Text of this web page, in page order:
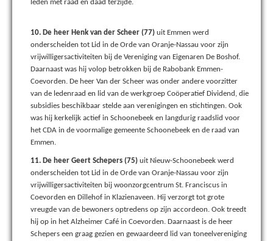
leden met raad en daad terzijde.
10. De heer Henk van der Scheer (77) uit Emmen werd
onderscheiden tot Lid in de Orde van Oranje-Nassau voor zijn
vrijwilligersactiviteiten bij de Vereniging van Eigenaren De Boshof.
Daarnaast was hij volop betrokken bij de Rabobank Emmen-
Coevorden. De heer Van der Scheer was onder andere voorzitter
van de ledenraad en lid van de werkgroep Coöperatief Dividend, die
subsidies beschikbaar stelde aan verenigingen en stichtingen. Ook
was hij kerkelijk actief in Schoonebeek en langdurig raadslid voor
het CDA in de voormalige gemeente Schoonebeek en de raad van
Emmen.
11. De heer Geert Schepers (75) uit Nieuw-Schoonebeek werd
onderscheiden tot Lid in de Orde van Oranje-Nassau voor zijn
vrijwilligersactiviteiten bij woonzorgcentrum St. Franciscus in
Coevorden en Dillehof in Klazienaveen. Hij verzorgt tot grote
vreugde van de bewoners optredens op zijn accordeon. Ook treedt
hij op in het Alzheimer Café in Coevorden. Daarnaast is de heer
Schepers een graag gezien en gewaardeerd lid van toneelvereniging